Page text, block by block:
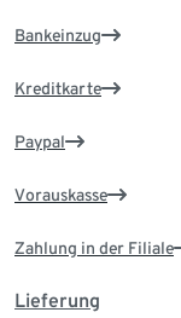
Bankeinzug
Kreditkarte
Paypal
Vorauskasse
Zahlung in der Filiale
Lieferung